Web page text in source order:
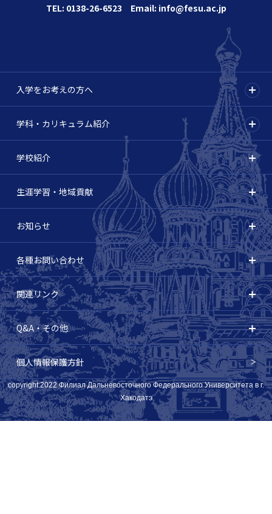
TEL: 0138-26-6523 Email: info@fesu.ac.jp
入学をお考えの方へ
学科・カリキュラム紹介
学校紹介
生涯学習・地域貢献
お知らせ
各種お問い合わせ
関連リンク
Q&A・その他
個人情報保護方針
copyright:2022 Филиал Дальневосточного Федерального Университета в г.
Хакодатэ